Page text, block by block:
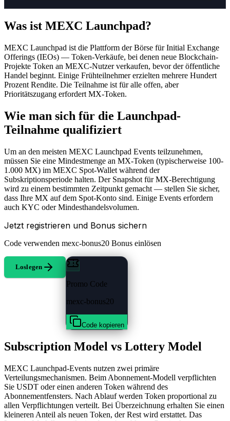
Was ist MEXC Launchpad?
MEXC Launchpad ist die Plattform der Börse für Initial Exchange
Offerings (IEOs) — Token-Verkäufe, bei denen neue Blockchain-
Projekte Token an MEXC-Nutzer verkaufen, bevor der öffentliche
Handel beginnt. Einige Frühteilnehmer erzielten mehrere Hundert
Prozent Rendite. Die Teilnahme ist für alle offen, aber
Prioritätszugang erfordert MX-Token.
Wie man sich für die Launchpad-
Teilnahme qualifiziert
Um an den meisten MEXC Launchpad Events teilzunehmen,
müssen Sie eine Mindestmenge an MX-Token (typischerweise 100-
1.000 MX) im MEXC Spot-Wallet während der
Subskriptionsperiode halten. Der Snapshot für MX-Berechtigung
wird zu einem bestimmten Zeitpunkt gemacht — stellen Sie sicher,
dass Ihre MX auf dem Spot-Konto sind. Einige Events erfordern
auch KYC oder Mindesthandelsvolumen.
Jetzt registrieren und Bonus sichern
Code verwenden mexc-bonus20 Bonus einlösen
Loslegen
Promo Code
mexc-bonus20
Code kopieren
Subscription Model vs Lottery Model
MEXC Launchpad-Events nutzen zwei primäre
Verteilungsmechanismen. Beim Abonnement-Modell verpflichten
Sie USDT oder einen anderen Token während des
Abonnementfensters. Nach Ablauf werden Token proportional zu
allen Verpflichtungen verteilt. Bei Überzeichnung erhalten Sie einen
kleineren Anteil als neuen Token, der Rest wird erstattet. Das